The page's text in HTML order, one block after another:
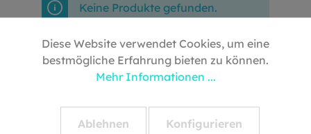
Keine Produkte gefunden.
Diese Website verwendet Cookies, um eine
bestmögliche Erfahrung bieten zu können.
Mehr Informationen ...
Ablehnen Konfigurieren